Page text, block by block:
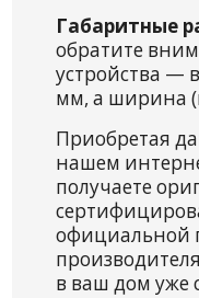
Габаритные
обратите
устройства —
мм, а ширина
Приобретая
нашем
получаете
официальной
в ваш дом уже